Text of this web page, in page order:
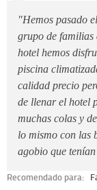
"Hemos pasado
grupo de familias
hotel hemos
piscina
calidad precio
de llenar el hotel
muchas colas y
lo mismo con las
agobio que
Recomendado para: